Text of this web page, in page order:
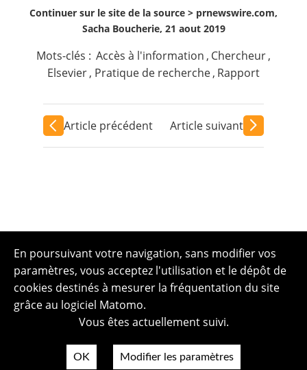
Continuer sur le site de la source > prnewswire.com,
Sacha Boucherie, 21 aout 2019
Mots-clés : Accès à l'information , Chercheur,
Elsevier, Pratique de recherche , Rapport
Article précédent Article suivant
En poursuivant votre navigation, sans modifier vos
paramètres, vous acceptez l'utilisation et le dépôt de
cookies destinés à mesurer la fréquentation du site
grâce au logiciel Matomo.
Vous êtes actuellement suivi.
OK Modifier les paramètres